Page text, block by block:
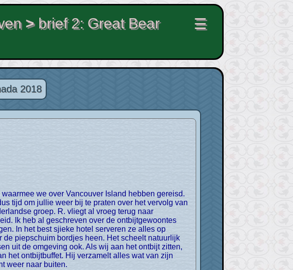
> brief 2: Great Bear
☰
2018
tijd om jullie weer bij te praten over het vervolg van
groep. R. vliegt al vroeg terug naar
Ik heb al geschreven over de ontbijtgewoontes
In het best sjieke hotel serveren ze alles op
piepschuim bordjes heen. Het scheelt natuurlijk
uit de omgeving ook. Als wij aan het ontbijt zitten,
het ontbijtbuffet. Hij verzamelt alles wat van zijn
weer naar buiten.